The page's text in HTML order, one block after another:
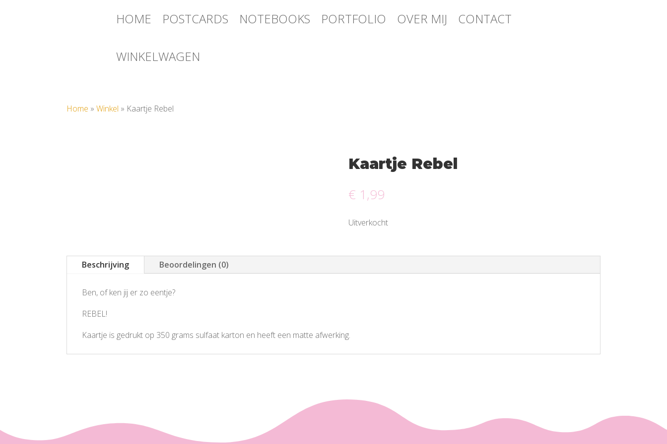
HOME POSTCARDS NOTEBOOKS PORTFOLIO OVER MIJ CONTACT
WINKELWAGEN
Home »Winkel » Kaartje Rebel
Kaartje Rebel
€ 1,99
Uitverkocht
Beschrijving Beoordelingen (0)
Ben, of ken jij er zo eentje?
REBEL!
Kaartje is gedrukt op 350 grams sulfaat karton en heeft een matte afwerking.